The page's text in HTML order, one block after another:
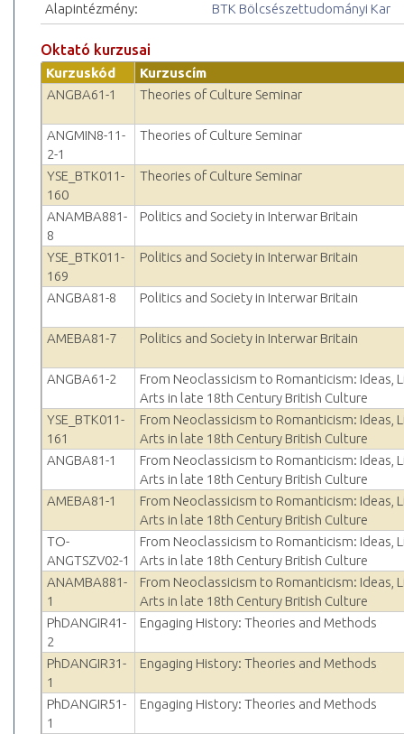
Alapintézmény:
BTK Bölcsészettudományi Kar
Oktató kurzusai
Kurzuskód
Kurzuscím
ANGBA61-1
Theories of Culture Seminar
ANGMIN8-11-
2-1
Theories of Culture Seminar
YSE_BTK011-
160
Theories of Culture Seminar
ANAMBA881-
8
Politics and Society in Interwar Britain
YSE_BTK011-
169
Politics and Society in Interwar Britain
ANGBA81-8 Politics and Society in Interwar Britain
AMEBA81-7 Politics and Society in Interwar Britain
ANGBA61-2
From Neoclassicism to Romanticism: Ideas,
Arts in late 18th Century British Culture
YSE_BTK011-
161
From Neoclassicism to Romanticism: Ideas,
Arts in late 18th Century British Culture
ANGBA81-1
From Neoclassicism to Romanticism: Ideas,
Arts in late 18th Century British Culture
AMEBA81-1
From Neoclassicism to Romanticism: Ideas,
Arts in late 18th Century British Culture
TO-
ANGTSZV02-1
From Neoclassicism to Romanticism: Ideas,
Arts in late 18th Century British Culture
ANAMBA881-
1
From Neoclassicism to Romanticism: Ideas,
Arts in late 18th Century British Culture
PhDANGIR41-
2
Engaging History: Theories and Methods
PhDANGIR31-
1
Engaging History: Theories and Methods
PhDANGIR51-
1
Engaging History: Theories and Methods